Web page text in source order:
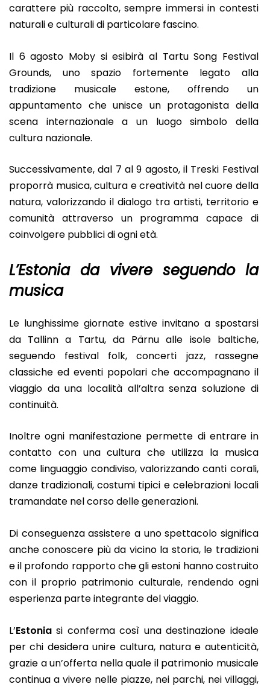
carattere più raccolto, sempre immersi in contesti
naturali e culturali di particolare fascino.
Il 6 agosto Moby si esibirà al Tartu Song Festival
Grounds, uno spazio fortemente legato alla
tradizione musicale estone, offrendo un
appuntamento che unisce un protagonista della
scena internazionale a un luogo simbolo della
cultura nazionale.
Successivamente, dal 7 al 9 agosto, il Treski Festival
proporrà musica, cultura e creatività nel cuore della
natura, valorizzando il dialogo tra artisti, territorio e
comunità attraverso un programma capace di
coinvolgere pubblici di ogni età.
L’Estoniada vivere seguendo la
musica
Le lunghissime giornate estive invitano a spostarsi
da Tallinn a Tartu, da Pärnu alle isole baltiche,
seguendo festival folk, concerti jazz, rassegne
classiche ed eventi popolari che accompagnano il
viaggio da una località all’altra senza soluzione di
continuità.
Inoltre ogni manifestazione permette di entrare in
contatto con una cultura che utilizza la musica
come linguaggio condiviso, valorizzando canti corali,
danze tradizionali, costumi tipici e celebrazioni locali
tramandate nel corso delle generazioni.
Di conseguenza assistere a uno spettacolo significa
anche conoscere più da vicino la storia, le tradizioni
e il profondo rapporto che gli estoni hanno costruito
con il proprio patrimonio culturale, rendendo ogni
esperienza parte integrante del viaggio.
L’Estonia si conferma così una destinazione ideale
per chi desidera unire cultura, natura e autenticità,
grazie a un’offerta nella quale il patrimonio musicale
continua a vivere nelle piazze, nei parchi, nei villaggi,